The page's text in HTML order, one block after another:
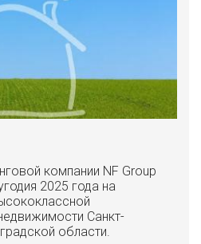
компании NF Group
2025 года на
Санкт-
области.